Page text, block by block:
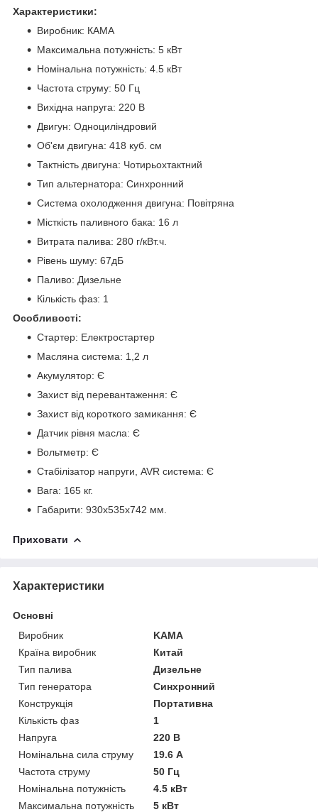
Характеристики:
Виробник: КАМА
Максимальна потужність: 5 кВт
Номінальна потужність: 4.5 кВт
Частота струму: 50 Гц
Вихідна напруга: 220 В
Двигун: Одноциліндровий
Об'єм двигуна: 418 куб. см
Тактність двигуна: Чотирьохтактний
Тип альтернатора: Синхронний
Система охолодження двигуна: Повітряна
Місткість паливного бака: 16 л
Витрата палива: 280 г/кВт.ч.
Рівень шуму: 67дБ
Паливо: Дизельне
Кількість фаз: 1
Особливості:
Стартер: Електростартер
Масляна система: 1,2 л
Акумулятор: Є
Захист від перевантаження: Є
Захист від короткого замикання: Є
Датчик рівня масла: Є
Вольтметр: Є
Стабілізатор напруги, AVR система: Є
Вага: 165 кг.
Габарити: 930x535x742 мм.
Приховати
Характеристики
Основні
Виробник
KAMA
Країна виробник
Китай
Тип палива
Дизельне
Тип генератора
Синхронний
Конструкція
Портативна
Кількість фаз
1
Напруга
220 В
Номінальна сила струму
19.6 А
Частота струму
50 Гц
Номінальна потужність
4.5 кВт
Максимальна потужність
5 кВт